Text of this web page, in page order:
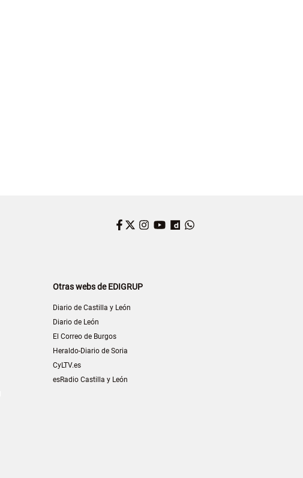
Facebook
Twitter
Instagram
YouTube
Dailymotion
Otras webs de EDIGRUP
Diario de Castilla y León
Diario de León
El Correo de Burgos
Heraldo-Diario de Soria
CyLTV.es
esRadio Castilla y León